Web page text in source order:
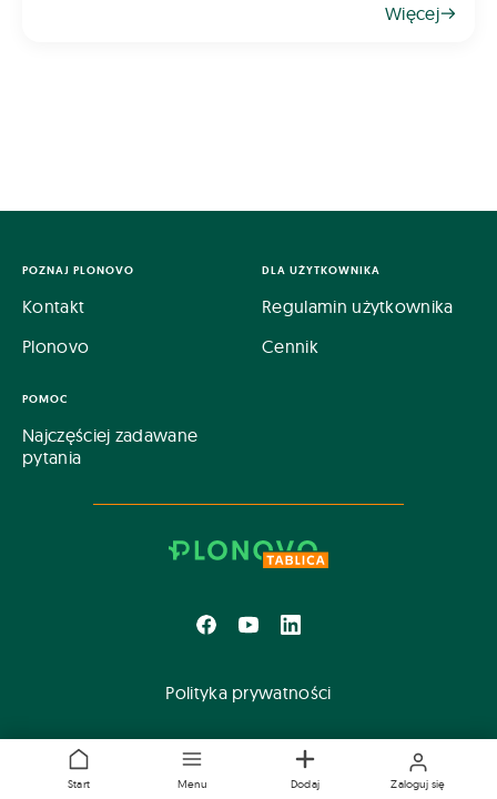
Start Menu Dodaj Zaloguj się
jako świetnego przedplonu. Aby jednak rzepak
Więcej
POZNAJ PLONOVO
Kontakt
Plonovo
DLA UŻYTKOWNIKA
Regulamin użytkownika
Cennik
POMOC
Najczęściej zadawane
pytania
Polityka prywatności